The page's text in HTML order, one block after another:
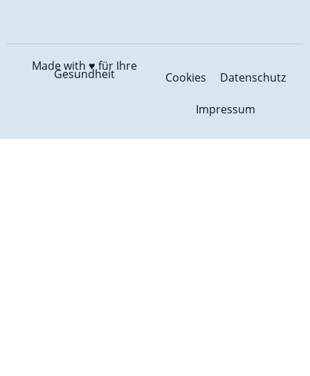
Made with ♥️für Ihre
Gesundheit Cookies Datenschutz
Impressum